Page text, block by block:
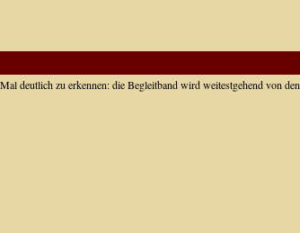
deutlich zu erkennen: die Begleitband wird weitestgehend von den